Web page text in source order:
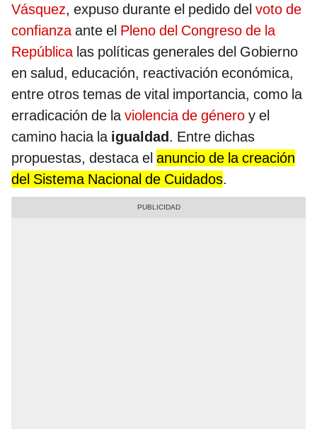
Vásquez, expuso durante el pedido del voto de
confianzaante el Pleno del Congreso de la
Repúblicalas políticas generales del Gobierno
en salud, educación, reactivación económica,
entre otros temas de vital importancia, como la
erradicación de laviolencia de género y el
camino hacia la igualdad. Entre dichas
propuestas, destaca el anuncio de la creación
del Sistema Nacional de Cuidados.